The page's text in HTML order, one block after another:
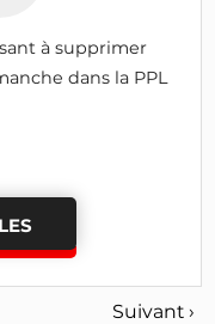
à supprimer
dans la PPL
Suivant ›